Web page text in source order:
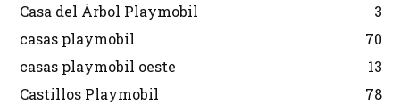
Casa del Árbol Playmobil
3
casas playmobil
70
casas playmobil oeste
13
Castillos Playmobil
78